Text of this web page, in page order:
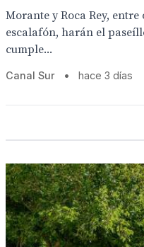
Morante y Roca Rey,
escalafón, harán el
cumple...
Canal Sur • hace 3 días